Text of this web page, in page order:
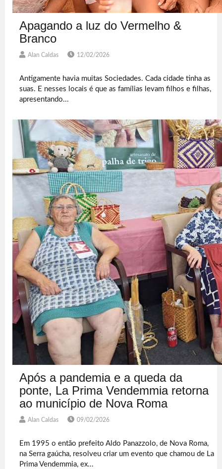
Apagando a luz do Vermelho &
Branco
Alan Caldas 12/02/2026
Antigamente havia muitas Sociedades. Cada cidade tinha as
suas. E nesses locais é que as famílias levam filhos e filhas,
apresentando...
Após a pandemia e a queda da
ponte, La Prima Vendemmia retorna
ao município de Nova Roma
Alan Caldas 09/02/2026
Em 1995 o então prefeito Aldo Panazzolo, de Nova Roma,
na Serra gaúcha, resolveu criar um evento que chamou de La
Prima Vendemmia, ex...